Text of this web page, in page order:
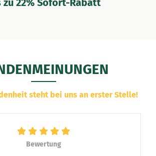
zu 22% Sofort-Rabatt
steht bei uns an erster Stelle!
Bewertung